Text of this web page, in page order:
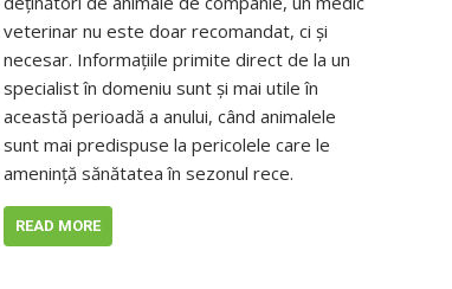
veterinar nu este doar recomandat, ci şi
necesar. Informaţiile primite direct de la un
specialist în domeniu sunt şi mai utile în
această perioadă a anului, când animalele
sunt mai predispuse la pericolele care le
ameninţă sănătatea în sezonul rece.
READ MORE